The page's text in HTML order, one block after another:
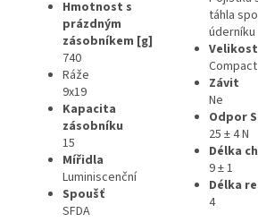
Hmotnost s
prázdným
zásobníkem [g]
740
Ráže
9x19
Kapacita
zásobníku
15
Mířidla
Luminiscenční
Spoušť
SFDA
táhla
úderníku
Velikost
Compact
Závit
Ne
Odpor
25 ± 4 N
Délka
9 ± 1
Délka
4